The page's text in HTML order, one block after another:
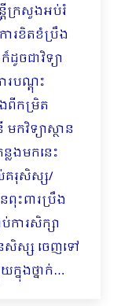
ក្រសួងអប់រំ
រខិតខំប្រឹង
ចជាវិទ្យា
របណ្ដុះ
ពីកម្រិត
វិទ្យាស្ថាន
លងមកនេះ
គរុសិស្ស/
ះពារប្រឹង
ារសិក្សា
សិស្ស ចេញទៅ
ក្នុងថ្នាក់…